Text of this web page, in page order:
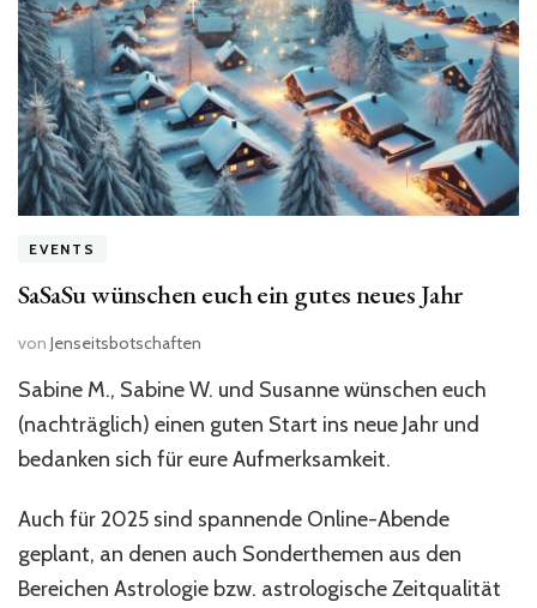
EVENTS
SaSaSu wünschen euch ein gutes neues Jahr
von Jenseitsbotschaften
Sabine M., Sabine W. und Susanne wünschen euch
(nachträglich) einen guten Start ins neue Jahr und
bedanken sich für eure Aufmerksamkeit.
Auch für 2025 sind spannende Online-Abende
geplant, an denen auch Sonderthemen aus den
Bereichen Astrologie bzw. astrologische Zeitqualität